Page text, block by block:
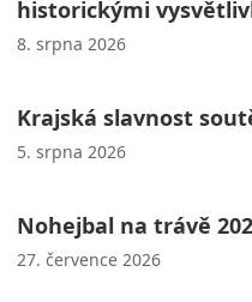
historickými
8. srpna 2026
Krajská slavnost
5. srpna 2026
Nohejbal na trávě
27. července 2026